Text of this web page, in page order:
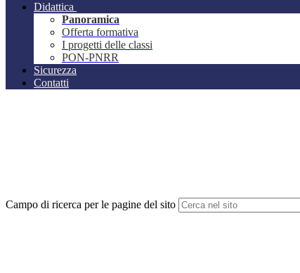
Didattica
Panoramica
Offerta formativa
I progetti delle classi
PON-PNRR
Sicurezza
Contatti
Campo di ricerca per le pagine del sito